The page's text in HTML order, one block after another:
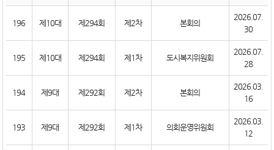
196 제10대 제294회 제2차 본회의
2026.07.
30
195 제10대 제294회 제1차 도시복지위원회
2026.07.
28
194 제9대 제292회 제2차 본회의
2026.03.
16
193 제9대 제292회 제1차 의회운영위원회
2026.03.
12